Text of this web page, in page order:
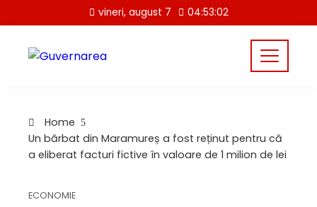
to
content
vineri, august 7 04:53:02
Home
Un bărbat din Maramureș a fost reținut pentru că
a eliberat facturi fictive în valoare de 1 milion de lei
ECONOMIE